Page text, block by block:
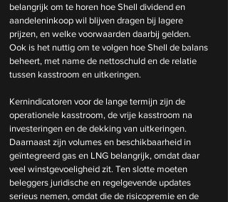
belangrijk om te horen hoe Shell dividend en
aandeleninkoop wil blijven dragen bij lagere
prijzen, en welke voorwaarden daarbij gelden.
Ook is het nuttig om te volgen hoe Shell de balans
beheert, met name de nettoschuld en de relatie
tussen kasstroom en uitkeringen.
Kernindicatoren voor de lange termijn zijn de
operationele kasstroom, de vrije kasstroom na
investeringen en de dekking van uitkeringen.
Daarnaast zijn volumes en beschikbaarheid in
geïntegreerd gas en LNG belangrijk, omdat daar
veel winstgevoeligheid zit. Ten slotte moeten
beleggers juridische en regelgevende updates
serieus nemen, omdat die de risicopremie en de